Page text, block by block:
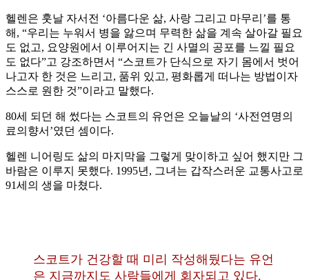
헬렌은 훗날 자서전 ‘아름다운 삶, 사랑 그리고 마무리’를 통
해, “우리는 누워서 병을 앓으며 무력한 삶을 계속 살아갈 필요
도 없고, 요양원에서 이루어지는 긴 사멸의 공포를 느낄 필요
도 없다”고 강조하면서 “스코트가 단식으로 자기 몸에서 벗어
나고자 한 것은 느리고, 품위 있고, 평화롭게 떠나는 방법이자
스스로 원한 것”이라고 말했다.
80세 되던 해 썼다는 스코트의 유언은 오늘날의 ‘사전연명의
료의향서’였던 셈이다.
헬렌 니어링도 삶의 마지막을 그렇게 맞이하고 싶어 했지만 그
바람은 이루지 못했다. 1995년, 그녀는 갑작스러운 교통사고로
91세의 생을 마쳤다.
스코트가 건강할 때 미리 작성해뒀다는 유언
은 지금까지도 사람들에게 회자되고 있다.